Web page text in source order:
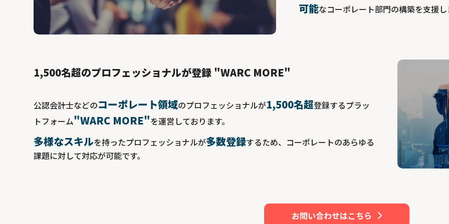
可能なコーポレート部門の構築を支援し
1,500名超のプロフェッショナルが登録 "WARC MORE"
公認会計士などのコーポレート領域のプロフェッショナルが1,500名超登録するプラッ
トフォーム"WARC MORE"を運営しております。
多様なスキルを持ったプロフェッショナルが多数登録するため、コーポレートのあらゆる
課題に対して対応が可能です。
お問い合わせはこちら